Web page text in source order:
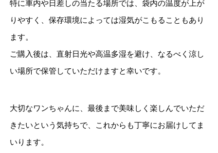
特に車内や日差しの当たる場所では、袋内の温度が上が
りやすく、保存環境によっては湿気がこもることもあり
ます。
ご購入後は、直射日光や高温多湿を避け、なるべく涼し
い場所で保管していただけますと幸いです。
大切なワンちゃんに、最後まで美味しく楽しんでいただ
きたいという気持ちで、これからも丁寧にお届けしてま
いります。